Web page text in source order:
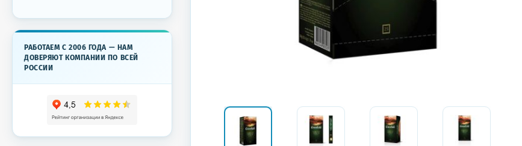
РАБОТАЕМ С 2006 ГОДА — НАМ
ДОВЕРЯЮТ КОМПАНИИ ПО ВСЕЙ
РОССИИ